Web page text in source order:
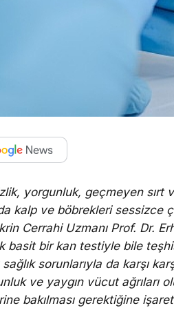
yorgunluk, geçmeyen sırt
kalp ve böbrekleri sessizce
Cerrahi Uzmanı Prof. Dr.
basit bir kan testiyle bile
sağlık sorunlarıyla da karşı
ve yaygın vücut ağrıları
bakılması gerektiğine